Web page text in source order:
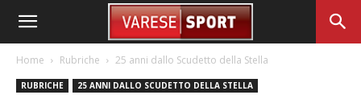
Home Rubriche 25 anni dallo Scudetto della Stella
RUBRICHE 25 ANNI DALLO SCUDETTO DELLA STELLA